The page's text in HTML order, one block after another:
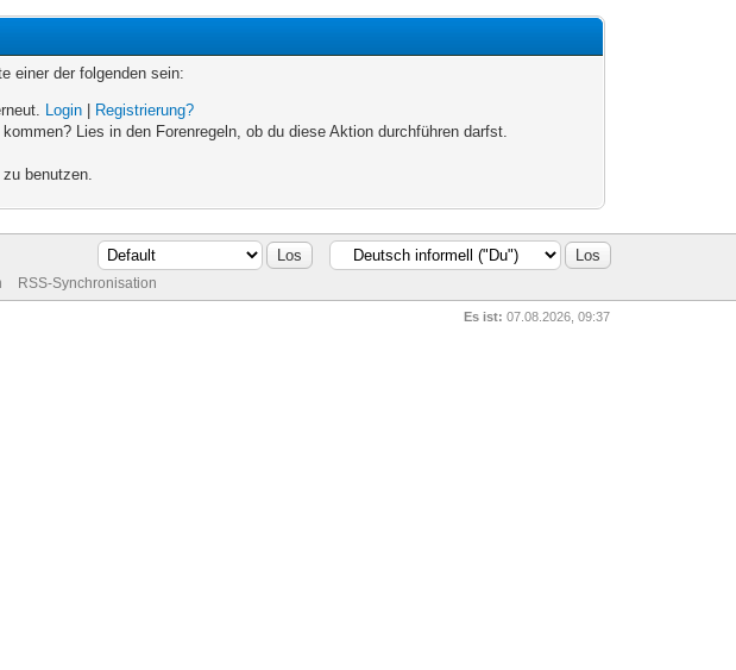
einer der folgenden sein:
Login
Registrierung?
Lies in den Forenregeln, ob du diese Aktion durchführen darfst.
benutzen.
RSS-Synchronisation
Es ist: 07.08.2026, 09:37